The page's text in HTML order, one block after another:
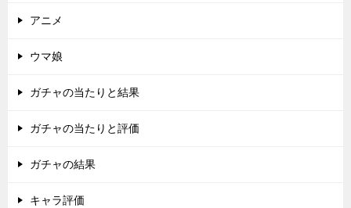
アニメ
ウマ娘
ガチャの当たりと結果
ガチャの当たりと評価
ガチャの結果
キャラ評価